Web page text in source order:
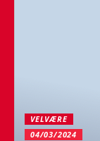
VELVÆRE
04/03/2024